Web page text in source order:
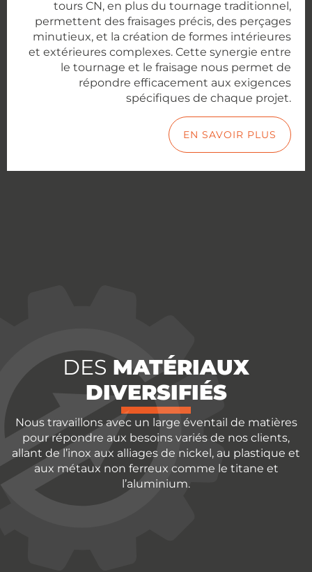
tours CN, en plus du tournage traditionnel,
permettent des fraisages précis, des perçages
minutieux, et la création de formes intérieures
et extérieures complexes. Cette synergie entre
le tournage et le fraisage nous permet de
répondre efficacement aux exigences
spécifiques de chaque projet.
EN SAVOIR PLUS
DES MATÉRIAUX
DIVERSIFIÉS
Nous travaillons avec un large éventail de matières
pour répondre aux besoins variés de nos clients,
allant de l’inox aux alliages de nickel, au plastique et
aux métaux non ferreux comme le titane et
l’aluminium.